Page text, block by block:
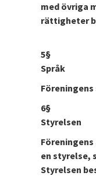
med övriga
rättigheter
5§
Språk
6§
Styrelsen
en styrelse,
Styrelsen